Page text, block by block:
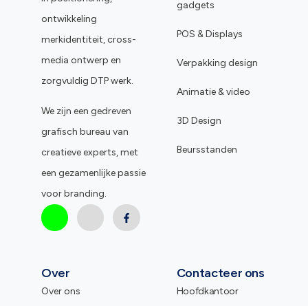
ontwikkeling
merkidentiteit, cross-
media ontwerp en
zorgvuldig DTP werk.
We zijn een gedreven
grafisch bureau van
creatieve experts, met
een gezamenlijke passie
voor branding.
gadgets
POS & Displays
Verpakking design
Animatie & video
3D Design
Beursstanden
Over
Over ons
Contacteer ons
Hoofdkantoor